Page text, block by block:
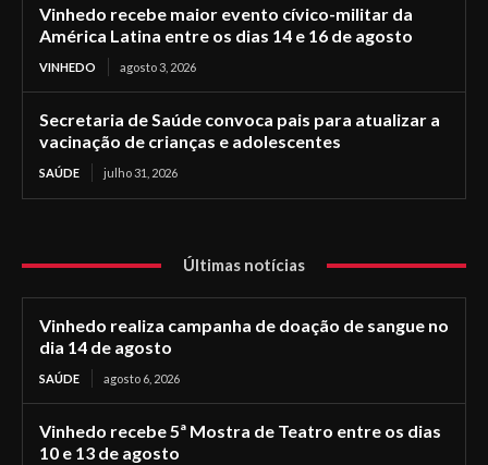
Vinhedo recebe maior evento cívico-militar da
América Latina entre os dias 14 e 16 de agosto
VINHEDO agosto 3, 2026
Secretaria de Saúde convoca pais para atualizar a
vacinação de crianças e adolescentes
SAÚDE julho 31, 2026
Últimas notícias
Vinhedo realiza campanha de doação de sangue no
dia 14 de agosto
SAÚDE agosto 6, 2026
Vinhedo recebe 5ª Mostra de Teatro entre os dias
10 e 13 de agosto